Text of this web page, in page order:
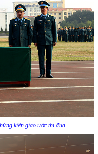
kiến giao ước thi đua.